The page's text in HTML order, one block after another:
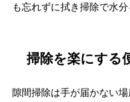
も忘れずに拭き掃除で水
掃除を楽にする
隙間掃除は手が届かない